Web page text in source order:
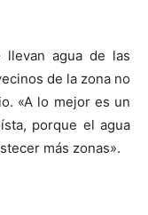
agua de las
de la zona no
«A lo mejor es un
porque el agua
más zonas».